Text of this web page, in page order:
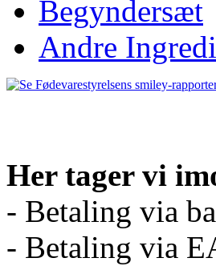
Begyndersæt
Andre
Her tager vi
- Betaling via
- Betaling via